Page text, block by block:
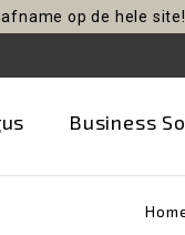
op de hele site!
Business